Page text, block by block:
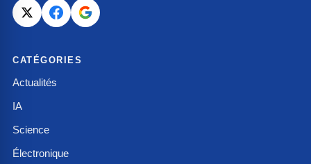
CATÉGORIES
Actualités
IA
Science
Électronique